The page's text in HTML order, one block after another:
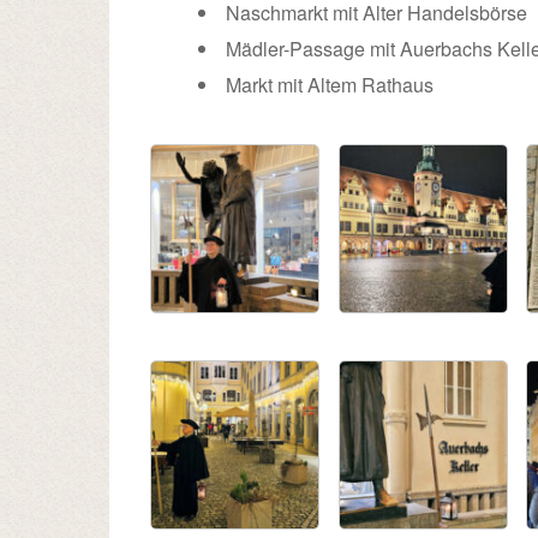
Naschmarkt mit Alter Handelsbörse
Mädler-Passage mit Auerbachs
Markt mit Altem Rathaus